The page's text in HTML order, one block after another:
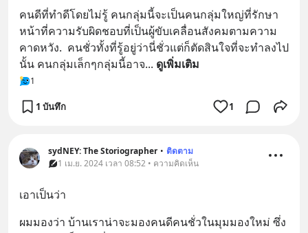
คนดีที่ทำดีโดยไม่รู้ คนกลุ่มนี้จะเป็นคนกลุ่มใหญ่ที่รักษา
หน้าที่ความรับผิดชอบที่เป็นผู้ขับเคลื่อนสังคมตามความ
คาดหวัง.  คนชั่วทั้งที่รู้อยู่ว่านี่ชั่วแต่ก็ตัดสินใจที่จะทำลงไป
นั้น คนกลุ่มเล็กๆกลุ่มนี้อาจ... ดูเพิ่มเติม
1
1 บันทึก 1
sydNEY: The Storiographer • ติดตาม
1 เม.ย. 2024 เวลา 08:52 • ความคิดเห็น
เอาเป็นว่า
ผมมองว่า บ้านเราน่าจะมองคนดีคนชั่วในมุมมองใหม่ ซึ่ง